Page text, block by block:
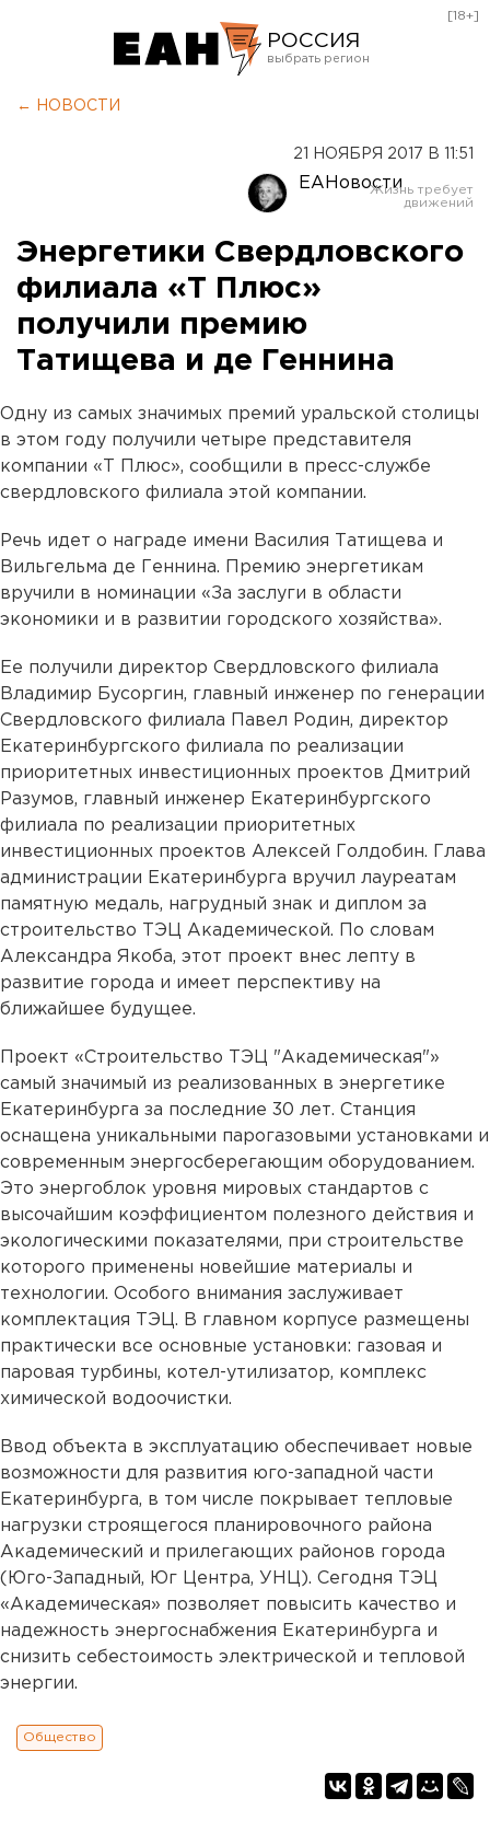
РОССИЯ
Оренбург
[18+]
← НОВОСТИ
21 НОЯБРЯ 2017 В 11:51
ЕАНовости
Энергетики Свердловского
филиала «Т Плюс»
получили премию
Татищева и де Геннина
Одну из самых значимых премий уральской столицы
в этом году получили четыре представителя
компании «Т Плюс», сообщили в пресс-службе
свердловского филиала этой компании.
Речь идет о награде имени Василия Татищева и
Вильгельма де Геннина. Премию энергетикам
вручили в номинации «За заслуги в области
экономики и в развитии городского хозяйства».
Ее получили директор Свердловского филиала
Владимир Бусоргин, главный инженер по генерации
Свердловского филиала Павел Родин, директор
Екатеринбургского филиала по реализации
приоритетных инвестиционных проектов Дмитрий
Разумов, главный инженер Екатеринбургского
филиала по реализации приоритетных
инвестиционных проектов Алексей Голдобин. Глава
администрации Екатеринбурга вручил лауреатам
памятную медаль, нагрудный знак и диплом за
строительство ТЭЦ Академической. По словам
Александра Якоба, этот проект внес лепту в
развитие города и имеет перспективу на
ближайшее будущее.
Проект «Строительство ТЭЦ "Академическая"»
самый значимый из реализованных в энергетике
Екатеринбурга за последние 30 лет. Станция
оснащена уникальными парогазовыми установками и
современным энергосберегающим оборудованием.
Это энергоблок уровня мировых стандартов с
высочайшим коэффициентом полезного действия и
экологическими показателями, при строительстве
которого применены новейшие материалы и
технологии. Особого внимания заслуживает
комплектация ТЭЦ. В главном корпусе размещены
практически все основные установки: газовая и
паровая турбины, котел-утилизатор, комплекс
химической водоочистки.
Ввод объекта в эксплуатацию обеспечивает новые
возможности для развития юго-западной части
Екатеринбурга, в том числе покрывает тепловые
нагрузки строящегося планировочного района
Академический и прилегающих районов города
(Юго-Западный, Юг Центра, УНЦ). Сегодня ТЭЦ
«Академическая» позволяет повысить качество и
надежность энергоснабжения Екатеринбурга и
снизить себестоимость электрической и тепловой
энергии.
Общество